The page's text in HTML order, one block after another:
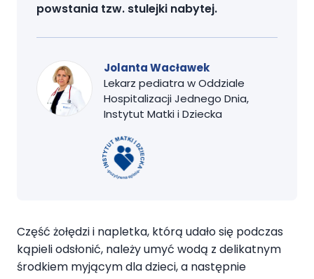
powstania tzw. stulejki nabytej.
Jolanta Wacławek
Lekarz pediatra w Oddziale
Hospitalizacji Jednego Dnia,
Instytut Matki i Dziecka
Część żołędzi i napletka, którą udało się podczas
kąpieli odsłonić, należy umyć wodą z delikatnym
środkiem myjącym dla dzieci, a następnie